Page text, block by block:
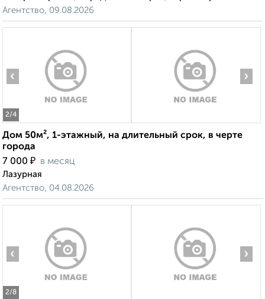
Агентство, 09.08.2026
2/4
‹ ›
Дом 50м², 1-этажный, на длительный срок, в черте
города
7 000 ₽ в месяц
Лазурная
Агентство, 04.08.2026
2/8
‹ ›